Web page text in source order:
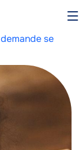
se